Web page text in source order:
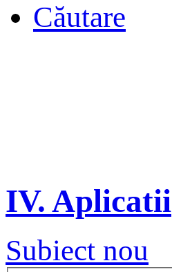
Căutare
IV. Aplicatii
Subiect nou